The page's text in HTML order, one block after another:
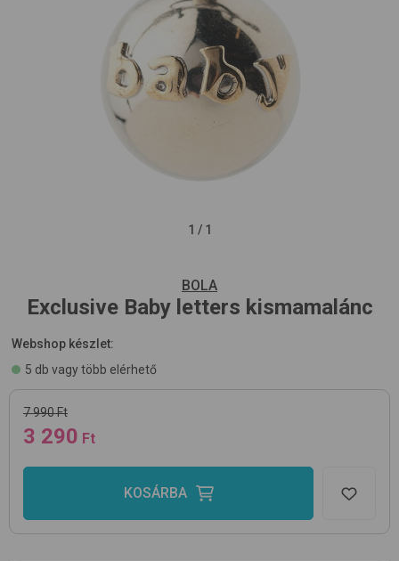
1 / 1
BOLA
Exclusive Baby letters kismamalánc
Webshop készlet:
5 db vagy több elérhető
7 990 Ft
3 290 Ft
KOSÁRBA